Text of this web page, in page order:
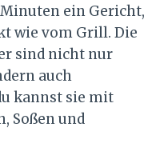
ein Gericht,
wie vom Grill. Die
sind nicht nur
auch
kannst sie mit
Soßen und